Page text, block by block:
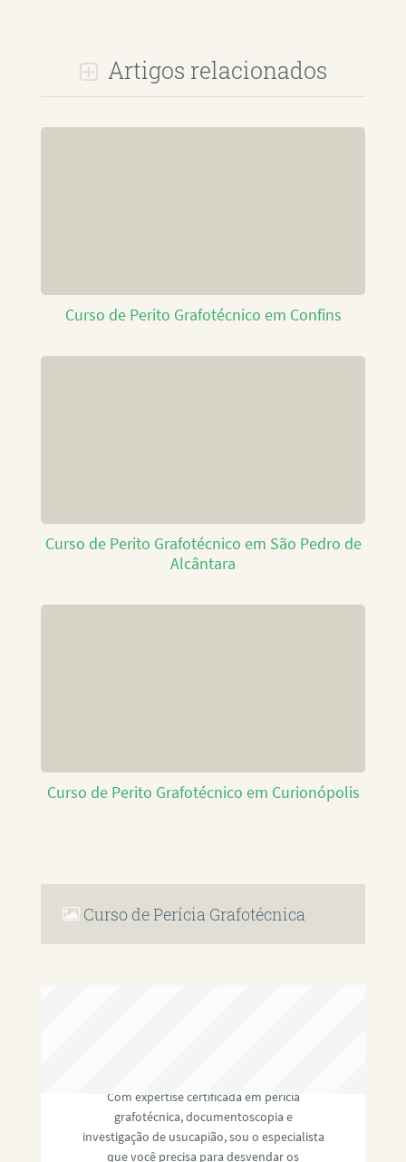
Artigos relacionados
Curso de Perito Grafotécnico em Confins
Curso de Perito Grafotécnico em São Pedro de
Alcântara
Curso de Perito Grafotécnico em Curionópolis
Curso de Perícia Grafotécnica
Com expertise certificada em perícia
grafotécnica, documentoscopia e
investigação de usucapião, sou o especialista
que você precisa para desvendar os